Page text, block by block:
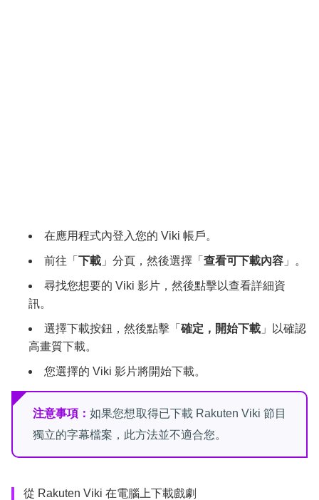
在應用程式內登入您的 Viki 帳戶。
前往「 下載 」分頁，然後選擇「 查看可下載內容 」。
尋找您想要的 Viki 影片，然後點擊以查看詳細資
訊。
選擇下載按鈕，然後點擊「 確定，開始下載 」以確認
高畫質下載。
您選擇的 Viki 影片將開始下載。
注意事項：如果您想取得已下載 Rakuten Viki 節目
獨立的字幕檔案，此方法並不適合您。
從 Rakuten Viki 在電腦上下載戲劇